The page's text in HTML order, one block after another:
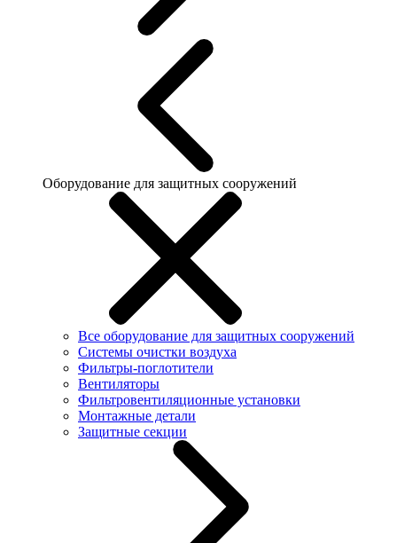
Оборудование для защитных сооружений
Все оборудование для защитных сооружений
Системы очистки воздуха
Фильтры-поглотители
Вентиляторы
Фильтровентиляционные установки
Монтажные детали
Защитные секции